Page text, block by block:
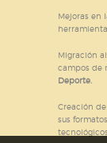
Mejoras en
Migración
campos de
Deporte.
Creación
sus